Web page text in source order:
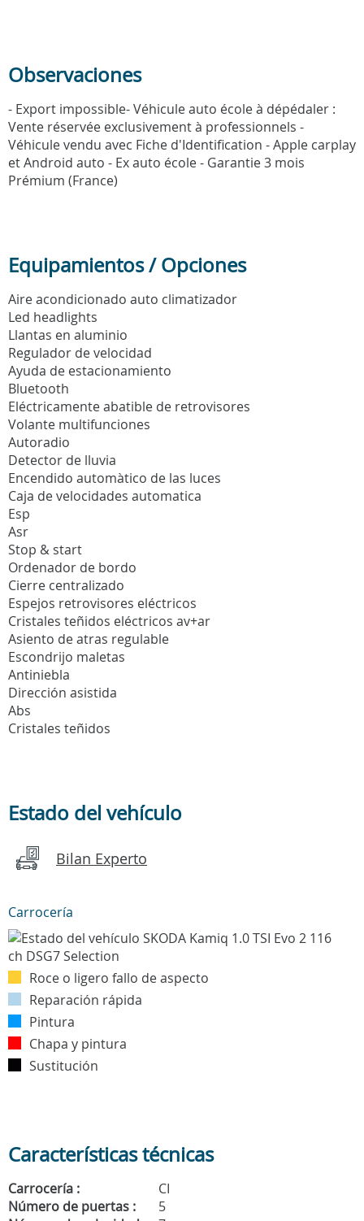
Observaciones
- Export impossible- Véhicule auto école à dépédaler :
Vente réservée exclusivement à professionnels -
Véhicule vendu avec Fiche d'Identification - Apple carplay
et Android auto - Ex auto école - Garantie 3 mois
Prémium (France)
Equipamientos / Opciones
Aire acondicionado auto climatizador
Led headlights
Llantas en aluminio
Regulador de velocidad
Ayuda de estacionamiento
Bluetooth
Eléctricamente abatible de retrovisores
Volante multifunciones
Autoradio
Detector de lluvia
Encendido automàtico de las luces
Caja de velocidades automatica
Esp
Asr
Stop & start
Ordenador de bordo
Cierre centralizado
Espejos retrovisores eléctricos
Cristales teñidos eléctricos av+ar
Asiento de atras regulable
Escondrijo maletas
Antiniebla
Dirección asistida
Abs
Cristales teñidos
Estado del vehículo
Bilan Experto
Carrocería
Roce o ligero fallo de aspecto
Reparación rápida
Pintura
Chapa y pintura
Sustitución
Características técnicas
Carrocería :
CI
Número de puertas :
5